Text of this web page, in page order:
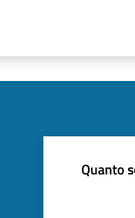
Quanto